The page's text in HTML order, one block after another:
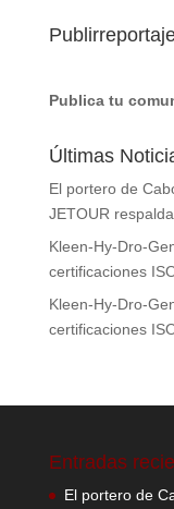
Publica tu
Últimas
El portero de
JETOUR
Kleen-Hy-Dro-
certificaciones
Kleen-Hy-Dro-
certificaciones
Entradas
El portero de